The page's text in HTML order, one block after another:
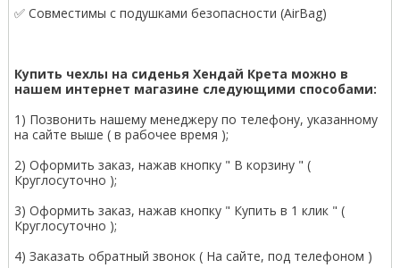
✅ Совместимы с подушками безопасности (AirBag)
Купить чехлы на сиденья Хендай Крета можно в
нашем интернет магазине следующими способами:
1) Позвонить нашему менеджеру по телефону, указанному
на сайте выше ( в рабочее время );
2) Оформить заказ, нажав кнопку " В корзину " (
Круглосуточно );
3) Оформить заказ, нажав кнопку " Купить в 1 клик " (
Круглосуточно );
4) Заказать обратный звонок ( На сайте, под телефоном )